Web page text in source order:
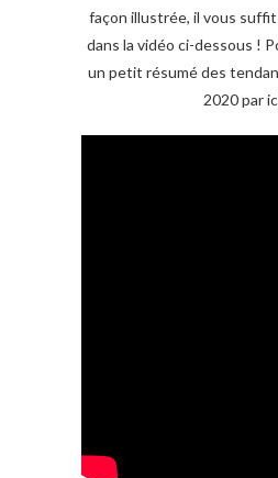
façon illustrée, il vous
dans la vidéo ci-dessous !
un petit résumé des
2020 par